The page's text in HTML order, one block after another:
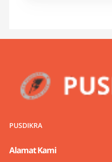
PUSDIKRA
Alamat Kami